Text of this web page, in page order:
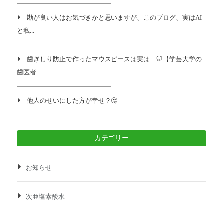
勘が良い人はお気づきかと思いますが、このブログ、実はAI
と私...
歯ぎしり防止で作ったマウスピースは実は…🦷【学芸大学の
歯医者...
他人のせいにした方が幸せ？🤔
カテゴリー
お知らせ
次亜塩素酸水